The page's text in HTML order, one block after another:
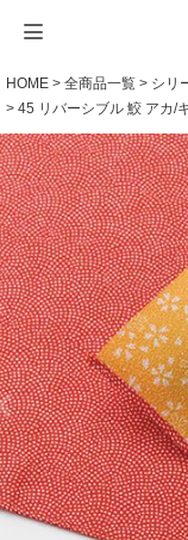
HOME 全商品一覧 シリ
45 リバーシブル 鮫 アカ/
サイズか
サイズ一覧
Sサイズ(約45～
Mサイズ(約68～
Lサイズ(約90～
XLサイズ(約130cm
ギフトシ
ギフトシーン一覧
内祝い
婚礼・引出物
卒入学・就職祝い
弔事・法事
記念品
海外へのお土産
シーンか
シーン一覧
毎日使うもの
お買い物
旅行
インテリア
ギフトラッピング
とっておきの日
素材から
撥水加工
綿(コットン)
ポリエステル
リネン
ウール
レーヨン
正絹(絹100％)
シリーズ
全てのシリーズ
アクアドロップ(撥
ミナ ペルホネン
ひめむすび(Adeline
kata kata
鈴木マサル
こはれ
ふくさ・念珠入れ
はんかち・手ぬぐい
ふろしき書籍
名入れ・
名入れ・記念品
無料ラッピング
紙箱・木箱
発送・お
送料・お支払い方法
海外発送の方（
よくあるご質問
お問い合わせ
包み方・
洗濯・お手入れ
包み方・使い方
ワークショップ案内
ブログ・
読みもの(ブログ)
特集
キャンペーン情報
読みもの(
読みもの一覧
一升餅におす
ストール巻き
洋服カバー
ふろしきパッ
特集
特集一覧
ECOバッグ
ECOバッグ
OUTDOOR
むす美と
About us
お取引をご希望の方